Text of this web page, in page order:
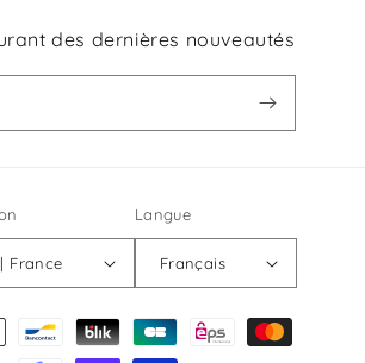
des dernières nouveautés
€ | France
Langue
Français